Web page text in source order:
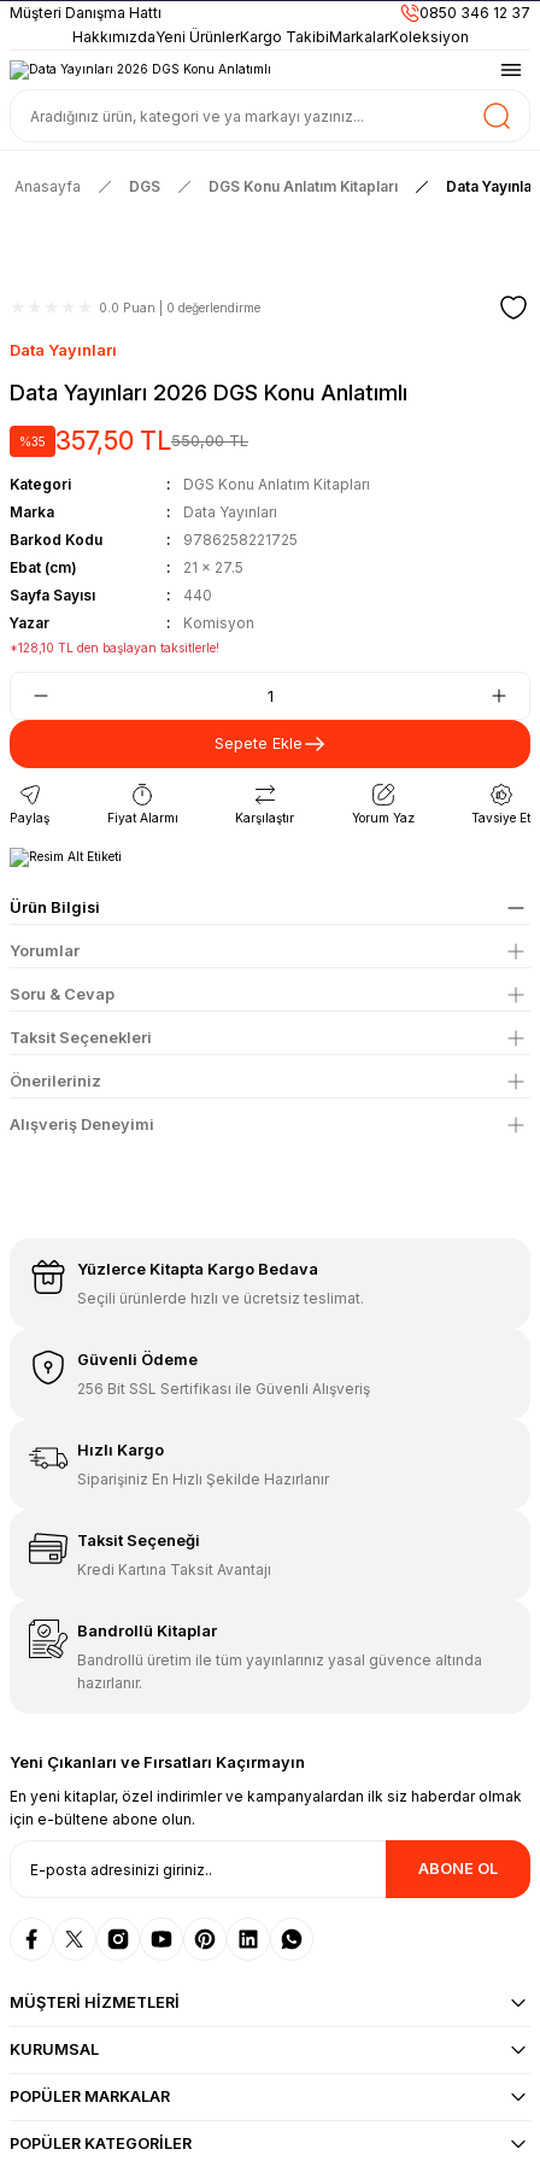
899TLve Üzeri Alışverişlerinizde
KARGO BEDAVA
Güncel ve Sınav Odaklı Kaynaklar
HakkımızdaYeni ÜrünlerKargo TakibiMarkalarKoleksiyon
Müşteri Danışma Hattı 0850 346 12 37
Anasayfa DGS DGS Konu Anlatım Kitapları Data
0.0 Puan | 0 değerlendirme
Data Yayınları
Data Yayınları 2026 DGS Konu Anlatımlı
%35 357,50 TL550,00 TL
Kategori
DGS Konu Anlatım Kitapları
Marka
Data Yayınları
Barkod Kodu
9786258221725
Ebat (cm)
21 x 27.5
Sayfa Sayısı
440
Yazar
Komisyon
*128,10 TL den başlayan taksitlerle!
Sepete Ekle
Paylaş Fiyat Alarmı Karşılaştır Yorum Yaz Tavsiye Et
Ürün Bilgisi
Yorumlar
Soru & Cevap
Taksit Seçenekleri
Önerileriniz
Alışveriş Deneyimi
Yüzlerce Kitapta Kargo Bedava
Seçili ürünlerde hızlı ve ücretsiz teslimat.
Güvenli Ödeme
256 Bit SSL Sertifikası ile Güvenli Alışveriş
Hızlı Kargo
Siparişiniz En Hızlı Şekilde Hazırlanır
Taksit Seçeneği
Kredi Kartına Taksit Avantajı
Bandrollü Kitaplar
Bandrollü üretim ile tüm yayınlarınız yasal güvence altında
hazırlanır.
Yeni Çıkanları ve Fırsatları Kaçırmayın
En yeni kitaplar, özel indirimler ve kampanyalardan ilk siz haberdar olmak
için e-bültene abone olun.
ABONE OL
MÜŞTERİ HİZMETLERİ
KURUMSAL
POPÜLER MARKALAR
POPÜLER KATEGORİLER